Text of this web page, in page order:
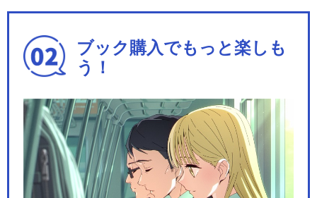
ブック購入でもっと楽しも
う！